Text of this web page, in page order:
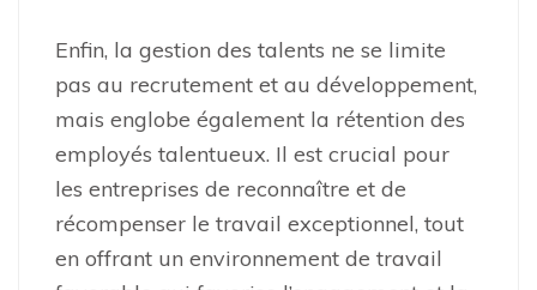
Enfin, la gestion des talents ne se limite
pas au recrutement et au développement,
mais englobe également la rétention des
employés talentueux. Il est crucial pour
les entreprises de reconnaître et de
récompenser le travail exceptionnel, tout
en offrant un environnement de travail